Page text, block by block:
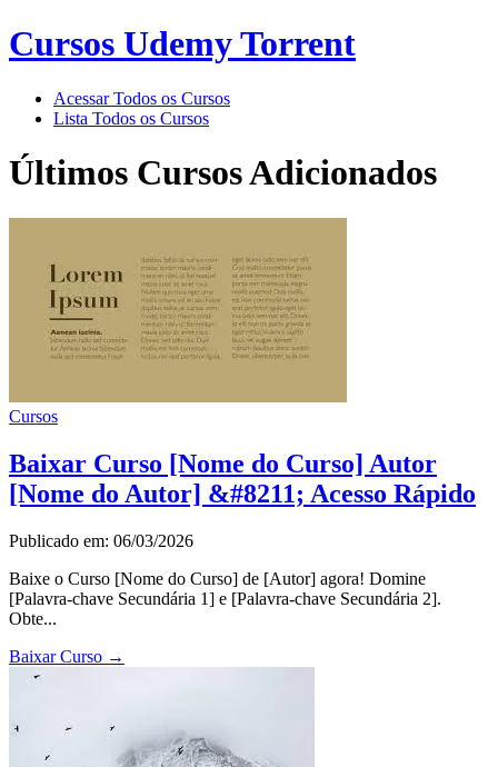
Cursos Udemy Torrent
Acessar Todos os Cursos
Lista Todos os Cursos
Últimos Cursos Adicionados
Cursos
Baixar Curso [Nome do Curso] Autor
[Nome do Autor] &#8211; Acesso Rápido
Publicado em: 06/03/2026
Baixe o Curso [Nome do Curso] de [Autor] agora! Domine
[Palavra-chave Secundária 1] e [Palavra-chave Secundária 2].
Obte...
Baixar Curso →